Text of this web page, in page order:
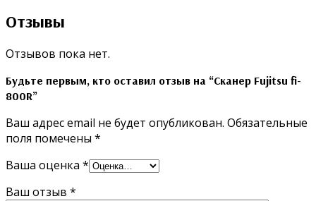
Отзывы
Отзывов пока нет.
Будьте первым, кто оставил отзыв на “Сканер Fujitsu fi-
800R”
Ваш адрес email не будет опубликован. Обязательные
поля помечены *
Ваша оценка *
Ваш отзыв *